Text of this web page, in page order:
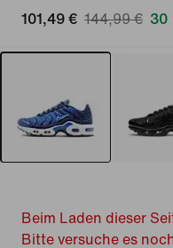
101,49 € 144,99 € 30
Beim Laden dieser
Bitte versuche es